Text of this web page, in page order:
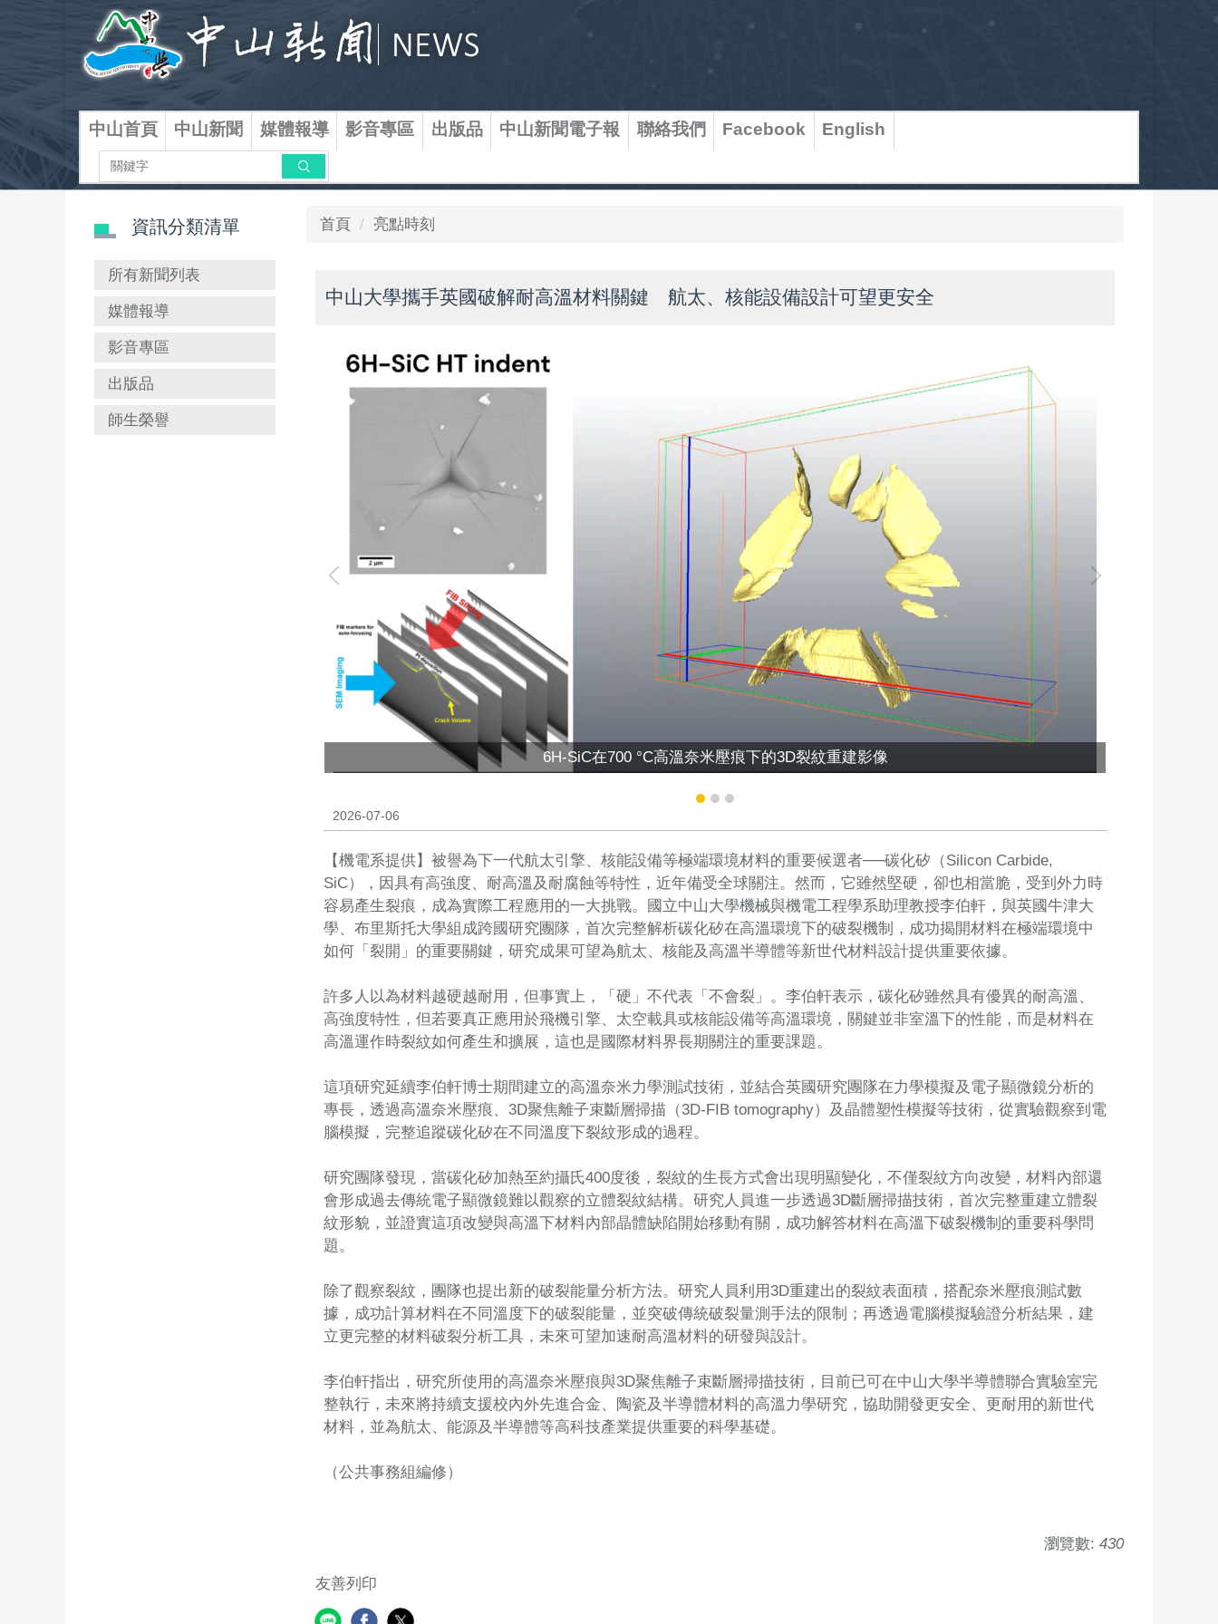
區
中山首頁 中山新聞 媒體報導 影音專區 出版品 中山新聞電子報 聯絡我們 Facebook English
搜尋
資訊分類清單
所有新聞列表
媒體報導
影音專區
出版品
師生榮譽
首頁 亮點時刻
中山大學攜手英國破解耐高溫材料關鍵 航太、核能設備設計可望更安全
6H-SiC在700 °C高溫奈米壓痕下的3D裂紋重建影像
2026-07-06
【機電系提供】被譽為下一代航太引擎、核能設備等極端環境材料的重要候選者──碳化矽（Silicon Carbide,
SiC），因具有高強度、耐高溫及耐腐蝕等特性，近年備受全球關注。然而，它雖然堅硬，卻也相當脆，受到外力時
容易產生裂痕，成為實際工程應用的一大挑戰。國立中山大學機械與機電工程學系助理教授李伯軒，與英國牛津大
學、布里斯托大學組成跨國研究團隊，首次完整解析碳化矽在高溫環境下的破裂機制，成功揭開材料在極端環境中
如何「裂開」的重要關鍵，研究成果可望為航太、核能及高溫半導體等新世代材料設計提供重要依據。
許多人以為材料越硬越耐用，但事實上，「硬」不代表「不會裂」。李伯軒表示，碳化矽雖然具有優異的耐高溫、
高強度特性，但若要真正應用於飛機引擎、太空載具或核能設備等高溫環境，關鍵並非室溫下的性能，而是材料在
高溫運作時裂紋如何產生和擴展，這也是國際材料界長期關注的重要課題。
這項研究延續李伯軒博士期間建立的高溫奈米力學測試技術，並結合英國研究團隊在力學模擬及電子顯微鏡分析的
專長，透過高溫奈米壓痕、3D聚焦離子束斷層掃描（3D-FIB tomography）及晶體塑性模擬等技術，從實驗觀察到電
腦模擬，完整追蹤碳化矽在不同溫度下裂紋形成的過程。
研究團隊發現，當碳化矽加熱至約攝氏400度後，裂紋的生長方式會出現明顯變化，不僅裂紋方向改變，材料內部還
會形成過去傳統電子顯微鏡難以觀察的立體裂紋結構。研究人員進一步透過3D斷層掃描技術，首次完整重建立體裂
紋形貌，並證實這項改變與高溫下材料內部晶體缺陷開始移動有關，成功解答材料在高溫下破裂機制的重要科學問
題。
除了觀察裂紋，團隊也提出新的破裂能量分析方法。研究人員利用3D重建出的裂紋表面積，搭配奈米壓痕測試數
據，成功計算材料在不同溫度下的破裂能量，並突破傳統破裂量測手法的限制；再透過電腦模擬驗證分析結果，建
立更完整的材料破裂分析工具，未來可望加速耐高溫材料的研發與設計。
李伯軒指出，研究所使用的高溫奈米壓痕與3D聚焦離子束斷層掃描技術，目前已可在中山大學半導體聯合實驗室完
整執行，未來將持續支援校內外先進合金、陶瓷及半導體材料的高溫力學研究，協助開發更安全、更耐用的新世代
材料，並為航太、能源及半導體等高科技產業提供重要的科學基礎。
（公共事務組編修）
瀏覽數: 430
友善列印